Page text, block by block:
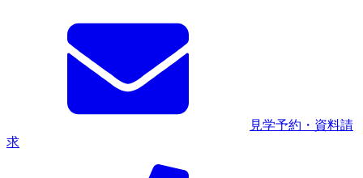
見学予約・資料請
求